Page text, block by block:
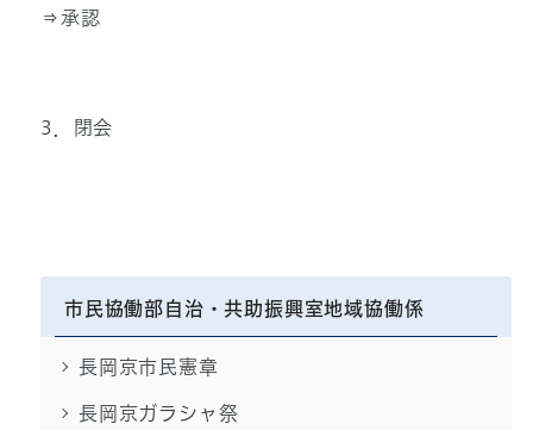
⇒承認
3．閉会
市民協働部自治・共助振興室地域協働係
長岡京市民憲章
長岡京ガラシャ祭